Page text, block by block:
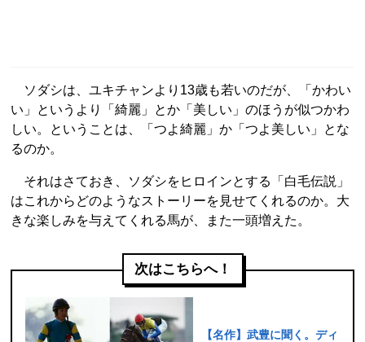
ソダシは、ユキチャンより13歳も若いのだが、「かわい
い」というより「綺麗」とか「美しい」のほうが似つかわ
しい。ということは、「つよ綺麗」か「つよ美しい」とな
るのか。
それはさておき、ソダシをヒロインとする「白毛伝説」
はこれからどのようなストーリーを見せてくれるのか。大
きな楽しみを与えてくれる馬が、また一頭増えた。
次はこちらへ！
【名作】武豊に聞く。ディ